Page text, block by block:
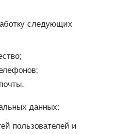
следующих
данных:
пользователей и